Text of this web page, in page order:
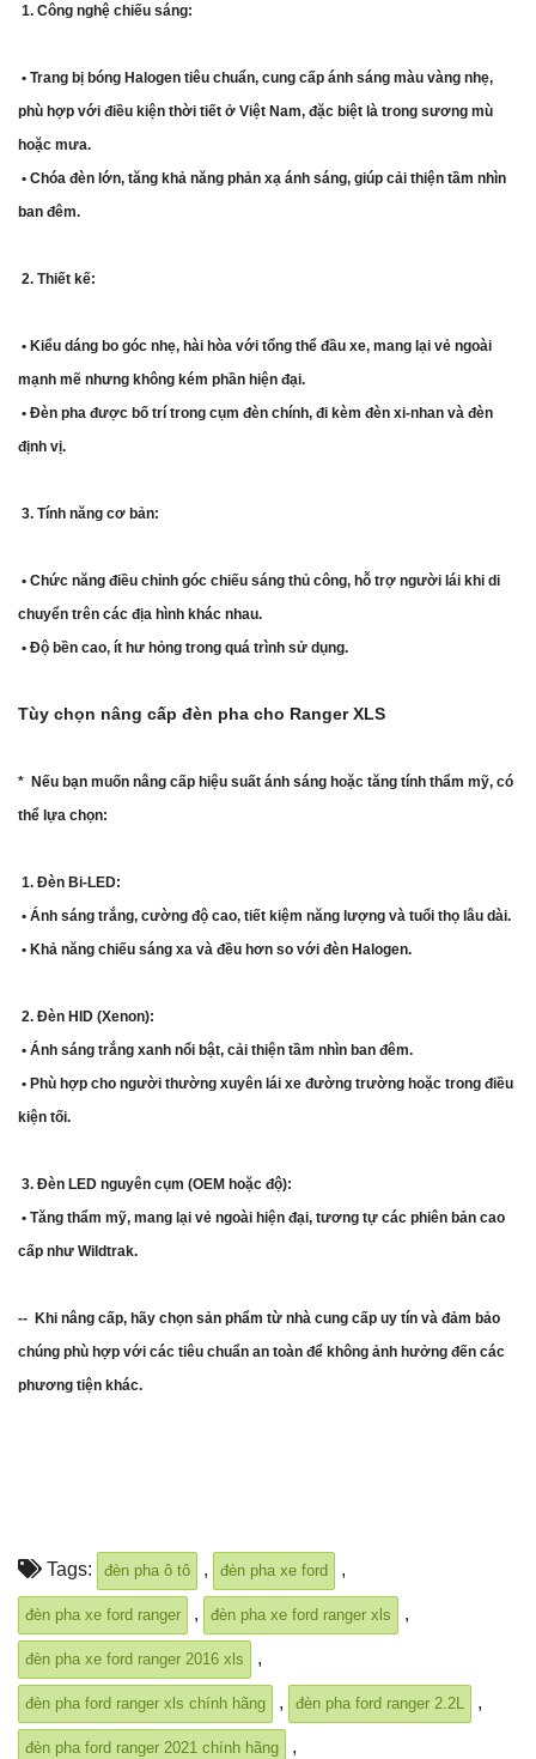
1. Công nghệ chiếu sáng:
• Trang bị bóng Halogen tiêu chuẩn, cung cấp ánh sáng màu vàng nhẹ,
phù hợp với điều kiện thời tiết ở Việt Nam, đặc biệt là trong sương mù
hoặc mưa.
• Chóa đèn lớn, tăng khả năng phản xạ ánh sáng, giúp cải thiện tầm nhìn
ban đêm.
2. Thiết kế:
• Kiểu dáng bo góc nhẹ, hài hòa với tổng thể đầu xe, mang lại vẻ ngoài
mạnh mẽ nhưng không kém phần hiện đại.
• Đèn pha được bố trí trong cụm đèn chính, đi kèm đèn xi-nhan và đèn
định vị.
3. Tính năng cơ bản:
• Chức năng điều chỉnh góc chiếu sáng thủ công, hỗ trợ người lái khi di
chuyển trên các địa hình khác nhau.
• Độ bền cao, ít hư hỏng trong quá trình sử dụng.
Tùy chọn nâng cấp đèn pha cho Ranger XLS
* Nếu bạn muốn nâng cấp hiệu suất ánh sáng hoặc tăng tính thẩm mỹ, có
thể lựa chọn:
1. Đèn Bi-LED:
• Ánh sáng trắng, cường độ cao, tiết kiệm năng lượng và tuổi thọ lâu dài.
• Khả năng chiếu sáng xa và đều hơn so với đèn Halogen.
2. Đèn HID (Xenon):
• Ánh sáng trắng xanh nổi bật, cải thiện tầm nhìn ban đêm.
• Phù hợp cho người thường xuyên lái xe đường trường hoặc trong điều
kiện tối.
3. Đèn LED nguyên cụm (OEM hoặc độ):
• Tăng thẩm mỹ, mang lại vẻ ngoài hiện đại, tương tự các phiên bản cao
cấp như Wildtrak.
-- Khi nâng cấp, hãy chọn sản phẩm từ nhà cung cấp uy tín và đảm bảo
chúng phù hợp với các tiêu chuẩn an toàn để không ảnh hưởng đến các
phương tiện khác.
Tags: đèn pha ô tô , đèn pha xe ford ,
đèn pha xe ford ranger , đèn pha xe ford ranger xls ,
đèn pha xe ford ranger 2016 xls ,
đèn pha ford ranger xls chính hãng , đèn pha ford ranger 2.2L ,
đèn pha ford ranger 2021 chính hãng ,